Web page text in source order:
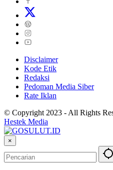
Disclaimer
Kode Etik
Redaksi
Pedoman Media Siber
Rate Iklan
© Copyright 2023 - All Rights
Hestek Media
×